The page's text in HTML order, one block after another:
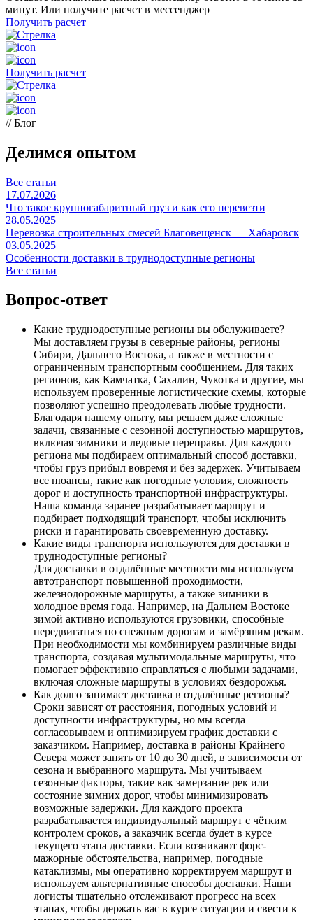
минут. Или получите расчет в мессенджер
Получить расчет
Получить расчет
// Блог
Делимся опытом
Все статьи
17.07.2026
Что такое крупногабаритный груз и как его перевезти
28.05.2025
Перевозка строительных смесей Благовещенск — Хабаровск
03.05.2025
Особенности доставки в труднодоступные регионы
Все статьи
Вопрос-ответ
Какие труднодоступные регионы вы обслуживаете?
Мы доставляем грузы в северные районы, регионы
Сибири, Дальнего Востока, а также в местности с
ограниченным транспортным сообщением. Для таких
регионов, как Камчатка, Сахалин, Чукотка и другие, мы
используем проверенные логистические схемы, которые
позволяют успешно преодолевать любые трудности.
Благодаря нашему опыту, мы решаем даже сложные
задачи, связанные с сезонной доступностью маршрутов,
включая зимники и ледовые переправы. Для каждого
региона мы подбираем оптимальный способ доставки,
чтобы груз прибыл вовремя и без задержек. Учитываем
все нюансы, такие как погодные условия, сложность
дорог и доступность транспортной инфраструктуры.
Наша команда заранее разрабатывает маршрут и
подбирает подходящий транспорт, чтобы исключить
риски и гарантировать своевременную доставку.
Какие виды транспорта используются для доставки в
труднодоступные регионы?
Для доставки в отдалённые местности мы используем
автотранспорт повышенной проходимости,
железнодорожные маршруты, а также зимники в
холодное время года. Например, на Дальнем Востоке
зимой активно используются грузовики, способные
передвигаться по снежным дорогам и замёрзшим рекам.
При необходимости мы комбинируем различные виды
транспорта, создавая мультимодальные маршруты, что
помогает эффективно справляться с любыми задачами,
включая сложные маршруты в условиях бездорожья.
Как долго занимает доставка в отдалённые регионы?
Сроки зависят от расстояния, погодных условий и
доступности инфраструктуры, но мы всегда
согласовываем и оптимизируем график доставки с
заказчиком. Например, доставка в районы Крайнего
Севера может занять от 10 до 30 дней, в зависимости от
сезона и выбранного маршрута. Мы учитываем
сезонные факторы, такие как замерзание рек или
состояние зимних дорог, чтобы минимизировать
возможные задержки. Для каждого проекта
разрабатывается индивидуальный маршрут с чётким
контролем сроков, а заказчик всегда будет в курсе
текущего этапа доставки. Если возникают форс-
мажорные обстоятельства, например, погодные
катаклизмы, мы оперативно корректируем маршрут и
используем альтернативные способы доставки. Наши
логисты тщательно отслеживают прогресс на всех
этапах, чтобы держать вас в курсе ситуации и свести к